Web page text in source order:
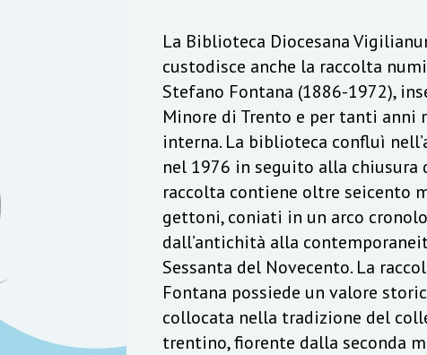
La Biblioteca Diocesana
custodisce anche la raccolta
Stefano Fontana (1886-1972),
Minore di Trento e per tanti anni
interna. La biblioteca confluì
nel 1976 in seguito alla chiusura
raccolta contiene oltre seicento
gettoni, coniati in un arco
dall’antichità alla
Sessanta del Novecento. La
Fontana possiede un valore
collocata nella tradizione del
trentino, fiorente dalla seconda